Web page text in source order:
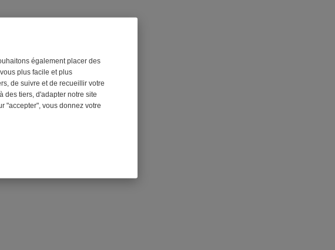
également placer des
plus facile et plus
de suivre et de recueillir votre
des tiers, d'adapter notre site
"accepter", vous donnez votre